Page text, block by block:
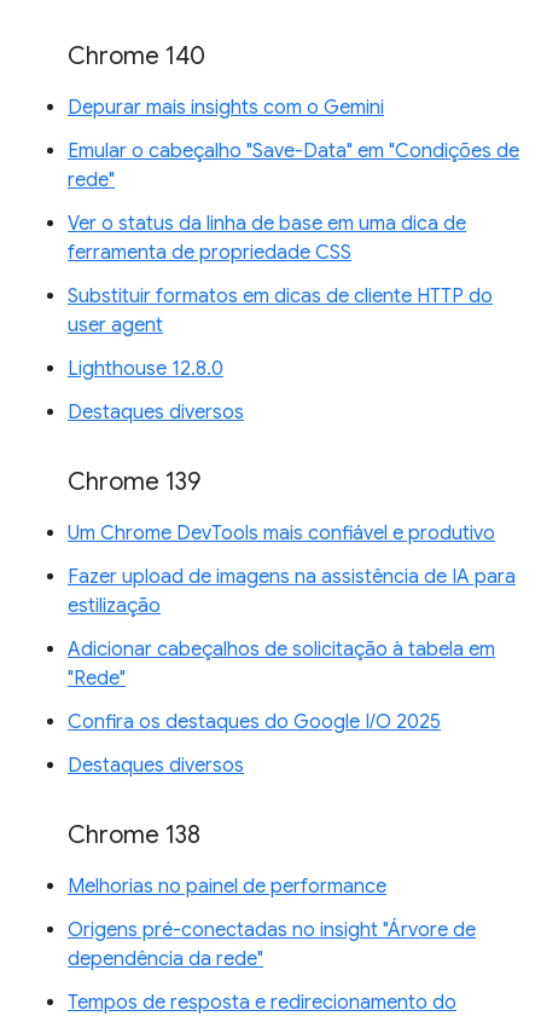
Chrome 140
Depurar mais insights com o Gemini
Emular o cabeçalho "Save-Data" em "Condições de
rede"
Ver o status da linha de base em uma dica de
ferramenta de propriedade CSS
Substituir formatos em dicas de cliente HTTP do
user agent
Lighthouse 12.8.0
Destaques diversos
Chrome 139
Um Chrome DevTools mais confiável e produtivo
Fazer upload de imagens na assistência de IA para
estilização
Adicionar cabeçalhos de solicitação à tabela em
"Rede"
Confira os destaques do Google I/O 2025
Destaques diversos
Chrome 138
Melhorias no painel de performance
Origens pré-conectadas no insight "Árvore de
dependência da rede"
Tempos de resposta e redirecionamento do